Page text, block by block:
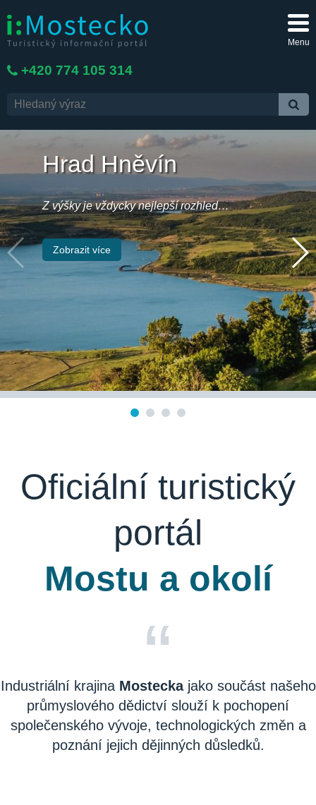
Menu
+420 774 105 314
Hrad Hněvín
Z výšky je vždycky nejlepší rozhled…
Zobrazit více
Oficiální turistický
portál
Mostu a okolí
“
Industriální krajina Mosteckajako součást našeho
průmyslového dědictví slouží k pochopení
společenského vývoje, technologických změn a
poznání jejich dějinných důsledků.